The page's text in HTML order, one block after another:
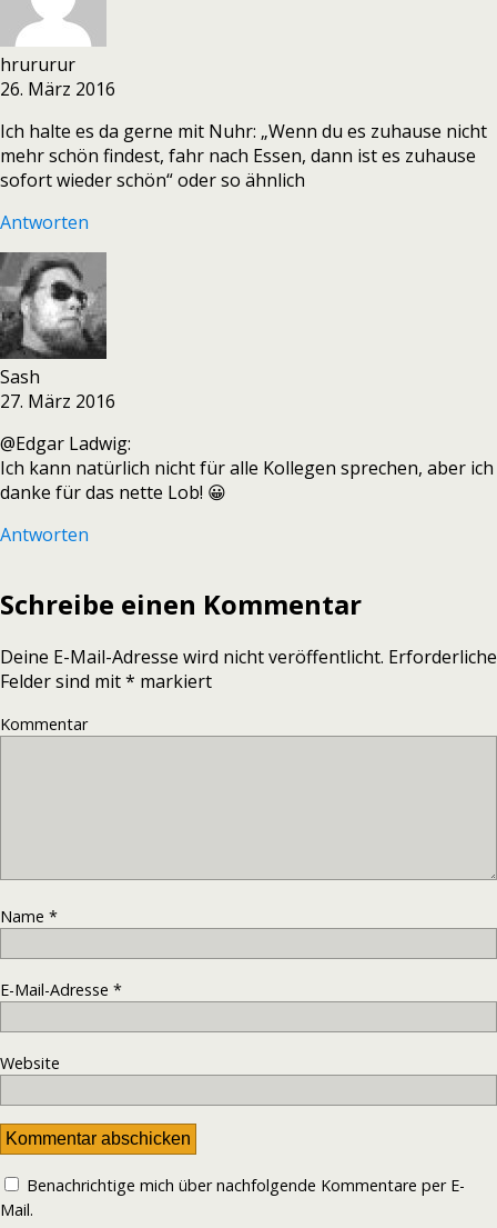
hrururur
26. März 2016
Ich halte es da gerne mit Nuhr: „Wenn du es zuhause nicht
mehr schön findest, fahr nach Essen, dann ist es zuhause
sofort wieder schön“ oder so ähnlich
Antworten
Sash
27. März 2016
@Edgar Ladwig:
Ich kann natürlich nicht für alle Kollegen sprechen, aber ich
danke für das nette Lob! 😀
Antworten
Schreibe einen Kommentar
Deine E-Mail-Adresse wird nicht veröffentlicht. Erforderliche
Felder sind mit* markiert
Kommentar
Name *
E-Mail-Adresse *
Website
Benachrichtige mich über nachfolgende Kommentare per E-
Mail.